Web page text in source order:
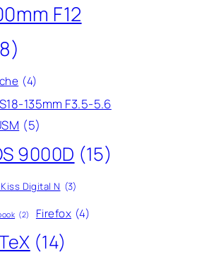
F12
(4)
135mm F3.5-5.6
(5)
9000D (15)
Kiss Digital N (3)
(2) Firefox (4)
(14)